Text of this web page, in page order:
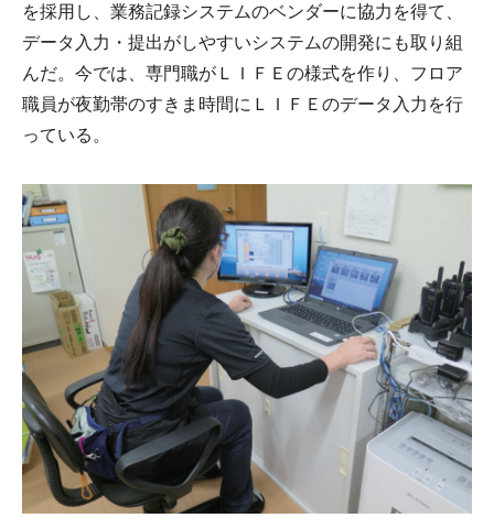
を採用し、業務記録システムのベンダーに協力を得て、
データ入力・提出がしやすいシステムの開発にも取り組
んだ。今では、専門職がＬＩＦＥの様式を作り、フロア
職員が夜勤帯のすきま時間にＬＩＦＥのデータ入力を行
っている。